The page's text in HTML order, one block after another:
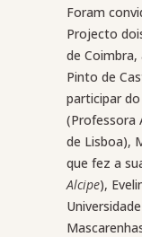
Foram
Projecto
de Coimbra,
Pinto de
participar
(Professora
de Lisboa),
que fez a
Alcipe),